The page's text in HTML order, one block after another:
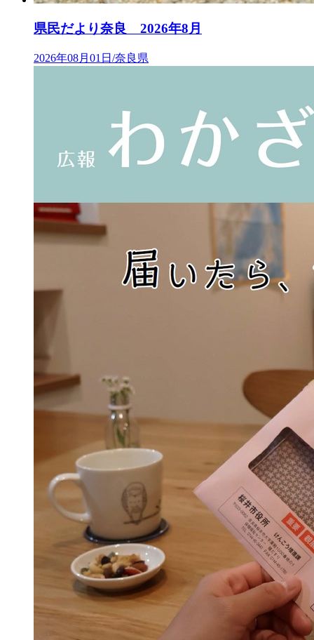
県民だより奈良 2026年8月
2026年08月01日/奈良県